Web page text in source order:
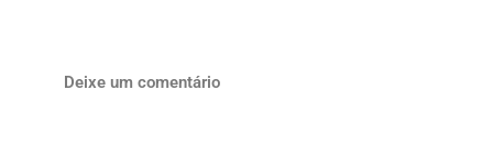
Deixe um comentário